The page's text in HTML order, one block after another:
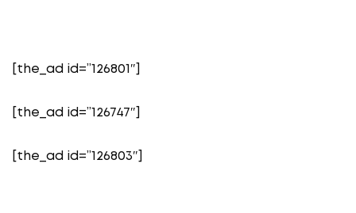
[the_ad id=”126801″]
[the_ad id=”126747″]
[the_ad id=”126803″]